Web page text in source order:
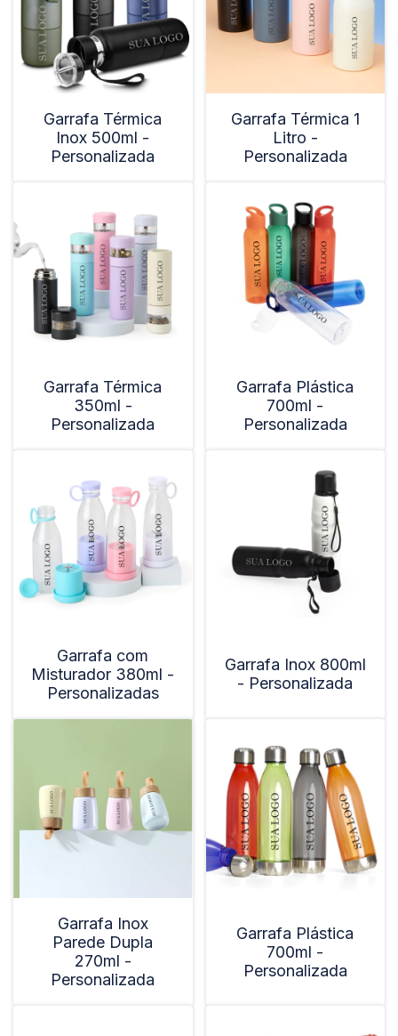
Garrafa Térmica
Inox 500ml -
Personalizada
Garrafa Térmica 1
Litro -
Personalizada
Garrafa Térmica
350ml -
Personalizada
Garrafa Plástica
700ml -
Personalizada
Garrafa com
Misturador 380ml -
Personalizadas
Garrafa Inox 800ml
- Personalizada
Garrafa Inox
Parede Dupla
270ml -
Personalizada
Garrafa Plástica
700ml -
Personalizada